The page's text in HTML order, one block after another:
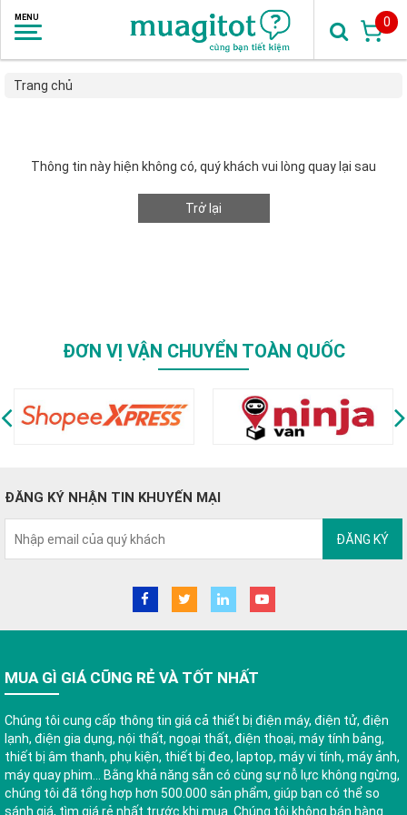
0
Trang chủ
Thông tin này hiện không có, quý khách vui lòng quay lại sau
Trở lại
ĐƠN VỊ VẬN CHUYỂN TOÀN QUỐC
ĐĂNG KÝ NHẬN TIN KHUYẾN MẠI
ĐĂNG KÝ
MUA GÌ GIÁ CŨNG RẺ VÀ TỐT NHẤT
Chúng tôi cung cấp thông tin giá cả thiết bị điện máy, điện tử, điện
lạnh, điện gia dụng, nội thất, ngoại thất, điện thoại, máy tính bảng,
thiết bị âm thanh, phụ kiện, thiết bị đeo, laptop, máy vi tính, máy ảnh,
máy quay phim... Bằng khả năng sẵn có cùng sự nỗ lực không ngừng,
chúng tôi đã tổng hợp hơn 500.000 sản phẩm, giúp bạn có thể so
sánh giá, tìm giá rẻ nhất trước khi mua. Chúng tôi không bán hàng.